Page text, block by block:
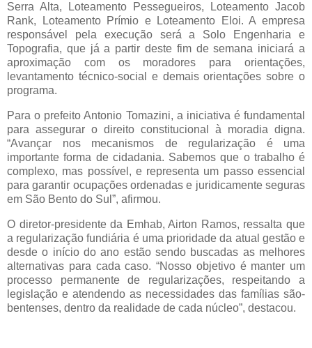
Serra Alta, Loteamento Pessegueiros, Loteamento Jacob
Rank, Loteamento Prímio e Loteamento Eloi. A empresa
responsável pela execução será a Solo Engenharia e
Topografia, que já a partir deste fim de semana iniciará a
aproximação com os moradores para orientações,
levantamento técnico-social e demais orientações sobre o
programa.
Para o prefeito Antonio Tomazini, a iniciativa é fundamental
para assegurar o direito constitucional à moradia digna.
“Avançar nos mecanismos de regularização é uma
importante forma de cidadania. Sabemos que o trabalho é
complexo, mas possível, e representa um passo essencial
para garantir ocupações ordenadas e juridicamente seguras
em São Bento do Sul”, afirmou.
O diretor-presidente da Emhab, Airton Ramos, ressalta que
a regularização fundiária é uma prioridade da atual gestão e
desde o início do ano estão sendo buscadas as melhores
alternativas para cada caso. “Nosso objetivo é manter um
processo permanente de regularizações, respeitando a
legislação e atendendo as necessidades das famílias são-
bentenses, dentro da realidade de cada núcleo”, destacou.